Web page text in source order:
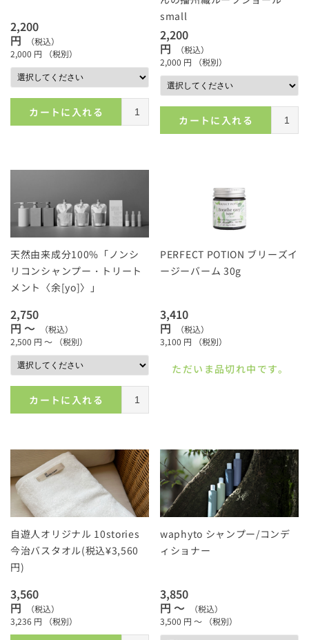
2,200
円
（税込）
2,000 円 （税別）
カートに入れる
small
2,200
円
（税込）
2,000 円 （税別）
カートに入れる
天然由来成分100%「ノンシ
リコンシャンプー・トリート
メント〈余[yo]〉」
2,750
円 ～
（税込）
2,500 円 ～ （税別）
カートに入れる
PERFECT POTION ブリーズイ
ージーバーム 30g
3,410
円
（税込）
3,100 円 （税別）
ただいま品切れ中です。
自遊人オリジナル 10stories
今治バスタオル(税込¥3,560
円)
3,560
円
（税込）
3,236 円 （税別）
waphyto シャンプー/コンデ
ィショナー
3,850
円 ～
（税込）
3,500 円 ～ （税別）